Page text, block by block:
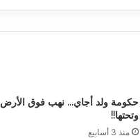
حكومة ولد أجاي… نهب فوق الأرض
وتحتها!!
منذ 3 أسابيع